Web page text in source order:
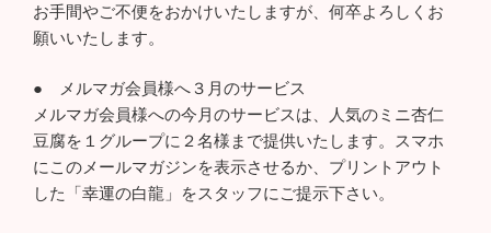
お手間やご不便をおかけいたしますが、何卒よろしくお
願いいたします。
● メルマガ会員様へ３月のサービス
メルマガ会員様への今月のサービスは、人気のミニ杏仁
豆腐を１グループに２名様まで提供いたします。スマホ
にこのメールマガジンを表示させるか、プリントアウト
した「幸運の白龍」をスタッフにご提示下さい。